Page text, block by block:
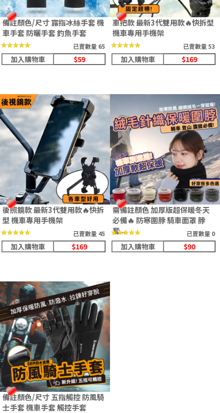
備註顏色/尺寸 露指冰絲手套 機
車手套 防曬手套 釣魚手套
★★★★★
★★★★★ 已賣數量 65
加入購物車 $59
車把款 最新3代雙用款🔥快拆型
機車專用手機架
★★★★★
★★★★★ 已賣數量 53
加入購物車 $169
後照鏡款 最新3代雙用款🔥快拆
型 機車專用手機架
★★★★★
★★★★★ 已賣數量 45
加入購物車 $169
需備註顏色 加厚版超保暖冬天
必備🔥 防寒圍脖 騎車面罩 脖
套...
★★★★★
★★★★★ 已賣數量 0
加入購物車 $90
備註顏色/尺寸 五指觸控 防風騎
士手套 機車手套 觸控手套